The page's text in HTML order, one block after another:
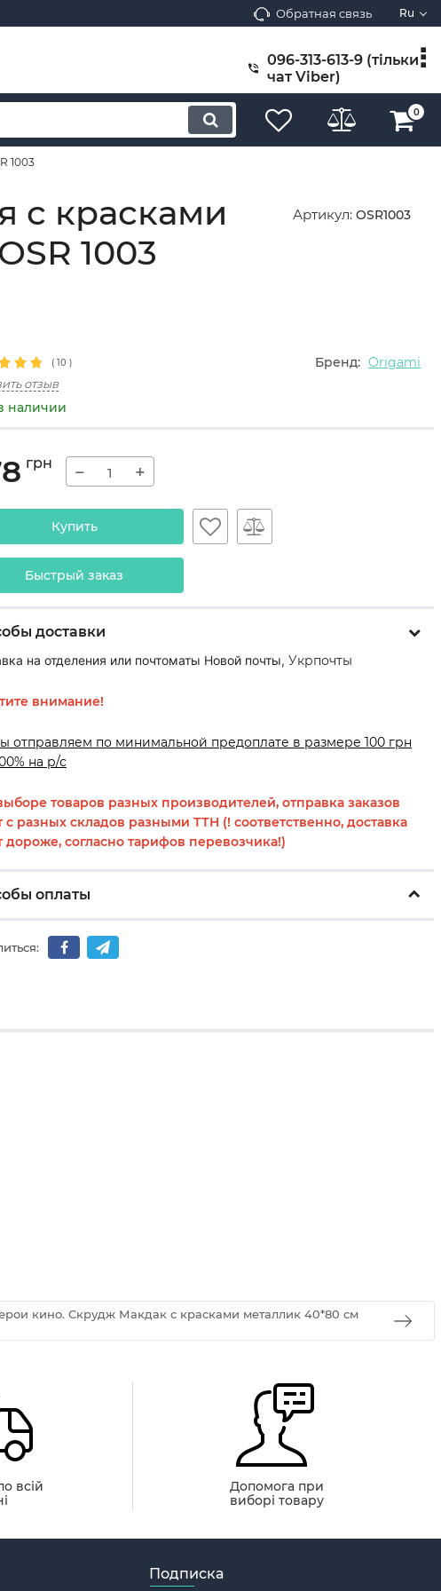
Обратная связь Ru
096-313-613-9 (тільки
чат Viber)
0
1003
с красками
1003
Артикул: OSR1003
( 10 ) Бренд: Origami
отзыв
наличии
грн − +
Купить
Быстрый заказ
доставки
на отделения или почтоматы Новой почты, Укрпочты
внимание!
отправляем по минимальной предоплате в размере 100 грн
на р/с
товаров разных производителей, отправка заказов
с разных складов разными ТТН (! соответственно, доставка
дороже, согласно тарифов перевозчика!)
оплаты
кино. Скрудж Макдак с красками металлик 40*80 см
всій
Допомога при
виборі товару
Подписка